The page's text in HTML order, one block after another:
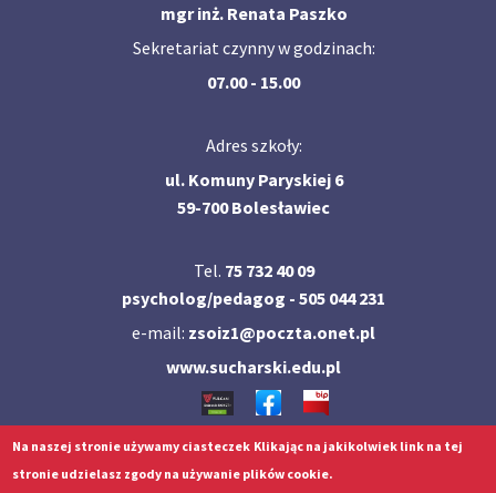
mgr inż. Renata Paszko
Sekretariat czynny w godzinach:
07.00 - 15.00
Adres szkoły:
ul. Komuny Paryskiej 6
59-700 Bolesławiec
Tel. 75 732 40 09
psycholog/pedagog - 505 044 231
e-mail: zsoiz1@poczta.onet.pl
www.sucharski.edu.pl
2021 ZSOiZ w Bolesławcu - Archiwum strony
Na naszej stronie używamy ciasteczek Klikając na jakikolwiek link na tej
stronie udzielasz zgody na używanie plików cookie.